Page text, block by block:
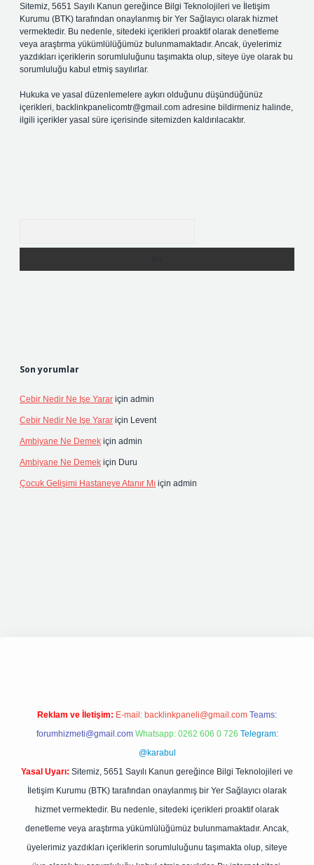
Sitemiz, 5651 Sayılı Kanun gereğince Bilgi Teknolojileri ve İletişim
Kurumu (BTK) tarafından onaylanmış bir Yer Sağlayıcı olarak hizmet
vermektedir. Bu nedenle, sitedeki içerikleri proaktif olarak denetleme
veya araştırma yükümlülüğümüz bulunmamaktadır. Ancak, üyelerimiz
yazdıkları içeriklerin sorumluluğunu taşımakta olup, siteye üye olarak bu
sorumluluğu kabul etmiş sayılırlar.
Hukuka ve yasal düzenlemelere aykırı olduğunu düşündüğünüz
içerikleri, backlinkpanelicomtr@gmail.com adresine bildirmeniz halinde,
ilgili içerikler yasal süre içerisinde sitemizden kaldırılacaktır.
Son yorumlar
Cebir Nedir Ne Işe Yarar için admin
Cebir Nedir Ne Işe Yarar için Levent
Ambiyane Ne Demek için admin
Ambiyane Ne Demek için Duru
Çocuk Gelişimi Hastaneye Atanır Mı için admin
Reklam ve İletişim: E-mail: backlinkpaneli@gmail.com Teams:
forumhizmeti@gmail.com Whatsapp: 0262 606 0 726 Telegram:
@karabul
Yasal Uyarı: Sitemiz, 5651 Sayılı Kanun gereğince Bilgi Teknolojileri ve
İletişim Kurumu (BTK) tarafından onaylanmış bir Yer Sağlayıcı olarak
hizmet vermektedir. Bu nedenle, sitedeki içerikleri proaktif olarak
denetleme veya araştırma yükümlülüğümüz bulunmamaktadır. Ancak,
üyelerimiz yazdıkları içeriklerin sorumluluğunu taşımakta olup, siteye